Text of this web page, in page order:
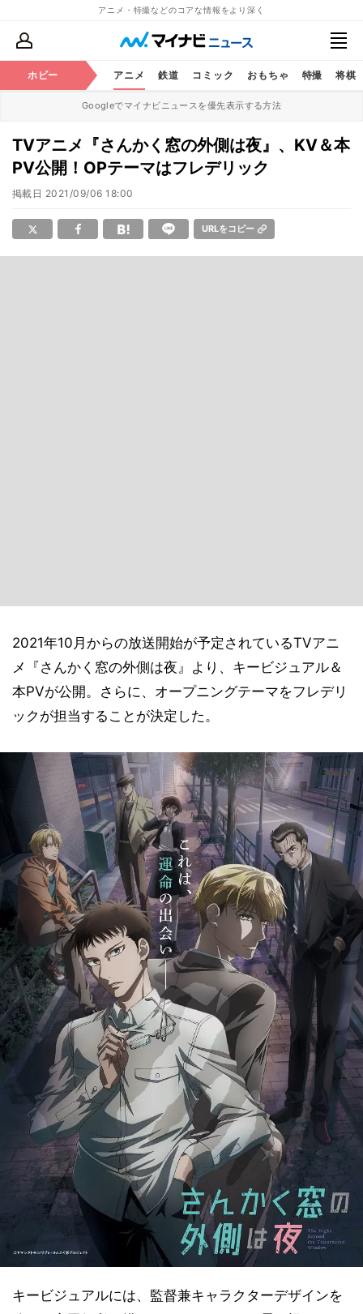
アニメ・特撮などのコアな情報をより深く
ホビー アニメ 鉄道 コミック おもちゃ 特撮 将棋
Googleでマイナビニュースを優先表示する方法
TVアニメ『さんかく窓の外側は夜』、KV＆本
PV公開！OPテーマはフレデリック
掲載日 2021/09/06 18:00
URLをコピー
2021年10月からの放送開始が予定されているTVアニ
メ『さんかく窓の外側は夜』より、キービジュアル＆
本PVが公開。さらに、オープニングテーマをフレデリ
ックが担当することが決定した。
キービジュアルには、監督兼キャラクターデザインを